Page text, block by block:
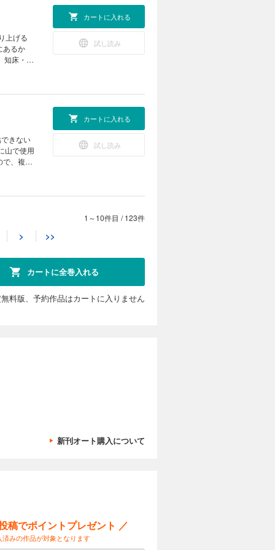
写真
信頼
と繊維
山レイ
ンツ］
ス］
ドライ
ゃん 山
マージ
な
本百名
PEAKS
の歩き
よう
高天原
八甲田
ー塾 今
めぐる
る、遊
秋巡遊
山写真
したニ
登場！
満載。
Q＆A
まとめ
思い出
なりの
めの実
イドット
の帰り
アラ
そろ
上げる
あるか
知床・羅
アウト
テント
へ。登
ゃなか
勝国立公
楽しむ
。日本
硫黄山か
④
ショ
ない！
ぜな
ーデ脱
！光老
後記
カートに入れる
試し読み
きない
で、複数
た独自
／エアロ
ガイド
エアラ
ーズ］
デート
却の
の新た
り軽
ッドジ
イスピ
TOOL
ITEM
楽し
there...
カートに入れる
試し読み
で今号
ご紹
い山を多
カス。 巻
大内
り装
（京都
鳥取
（新
名湯
田県）／
形県）
カートに入れる
や、降
よさや
び方が
アウト
イテム
ス / セ
役に立
また呑
GEAR
幡平の
9月14日
くオリン
数の山
カートに入れる
1～10件目 /123件
> >>
カートに全巻入れる
料版、予約作品はカートに入りません
新刊オート購入について
稿でポイントプレゼント ／
済みの作品が対象となります